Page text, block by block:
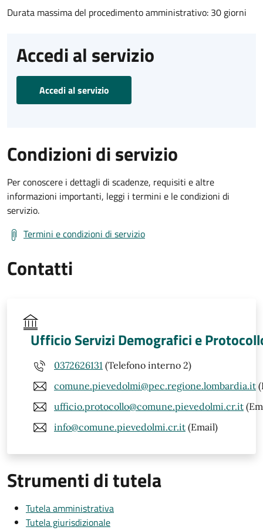
Durata massima del procedimento amministrativo: 30 giorni
Accedi al servizio
Accedi al servizio
Condizioni di servizio
Per conoscere i dettagli di scadenze, requisiti e altre
informazioni importanti, leggi i termini e le condizioni di
servizio.
Termini e condizioni di servizio
Contatti
Ufficio Servizi Demografici e
0372626131 (Telefono interno 2)
comune.pievedolmi@pec.regione.lombardia.it
ufficio.protocollo@comune.pievedolmi.cr.it
info@comune.pievedolmi.cr.it (Email)
Strumenti di tutela
Tutela amministrativa
Tutela giurisdizionale